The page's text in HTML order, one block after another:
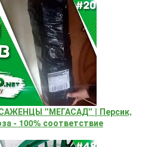
"МЕГАСАД" | Персик,
- 100% соответствие